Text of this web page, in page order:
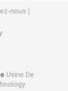
nous
Usine De